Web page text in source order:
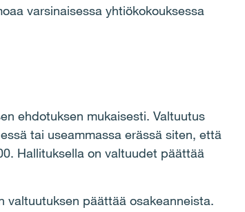
varsinaisessa yhtiökokouksessa
ehdotuksen mukaisesti. Valtuutus
tai useammassa erässä siten, että
Hallituksella on valtuudet päättää
valtuutuksen päättää osakeanneista.